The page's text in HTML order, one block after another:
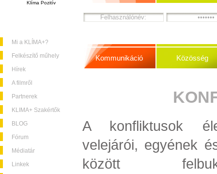
Klíma Pozitív
Mi a KLÍMA+?
Felkészítő műhely
Hírek
A filmről
Partnerek
KLIMA+ Szakértők
BLOG
Fórum
Médiatár
Linkek
Kommunikáció Közösség
A konfliktusok
velejárói, egyének
között